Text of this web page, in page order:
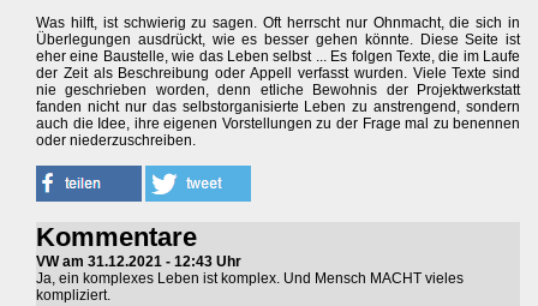
Was hilft, ist schwierig zu sagen. Oft herrscht nur Ohnmacht, die sich in
Überlegungen ausdrückt, wie es besser gehen könnte. Diese Seite ist
eher eine Baustelle, wie das Leben selbst ... Es folgen Texte, die im Laufe
der Zeit als Beschreibung oder Appell verfasst wurden. Viele Texte sind
nie geschrieben worden, denn etliche Bewohnis der Projektwerkstatt
fanden nicht nur das selbstorganisierte Leben zu anstrengend, sondern
auch die Idee, ihre eigenen Vorstellungen zu der Frage mal zu benennen
oder niederzuschreiben.
Kommentare
VW am 31.12.2021 - 12:43 Uhr
Ja, ein komplexes Leben ist komplex. Und Mensch MACHT vieles
kompliziert.